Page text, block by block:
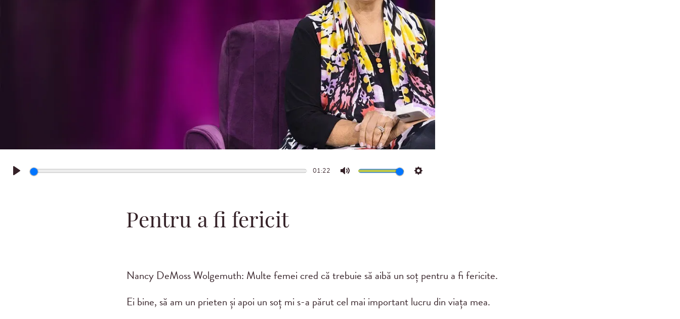
Play
01:22
Mute Settings
Pentru a fi fericit
Nancy DeMoss Wolgemuth: Multe femei cred că trebuie să aibă un soț pentru a fi fericite.
Ei bine, să am un prieten și apoi un soț mi s-a părut cel mai important lucru din viața mea.